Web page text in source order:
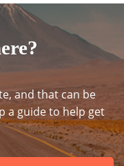
and that can be
a guide to help get